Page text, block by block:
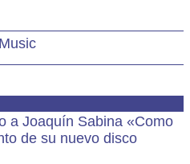
a Joaquín Sabina «Como
de su nuevo disco